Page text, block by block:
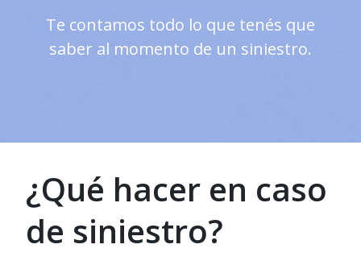
Te contamos todo lo que tenés que
saber al momento de un siniestro.
¿Qué hacer en caso
de siniestro?